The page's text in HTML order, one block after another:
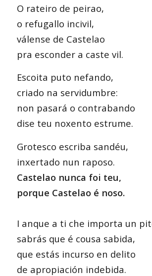
O rateiro de peirao,
o refugallo incivil,
válense de Castelao
pra esconder a caste vil.
Escoita puto nefando,
criado na servidumbre:
non pasará o contrabando
dise teu noxento estrume.
Grotesco escriba sandéu,
inxertado nun raposo.
Castelao nunca foi teu,
porque Castelao é noso.
I anque a ti che importa un
sabrás que é cousa sabida,
que estás incurso en delito
de apropiación indebida.